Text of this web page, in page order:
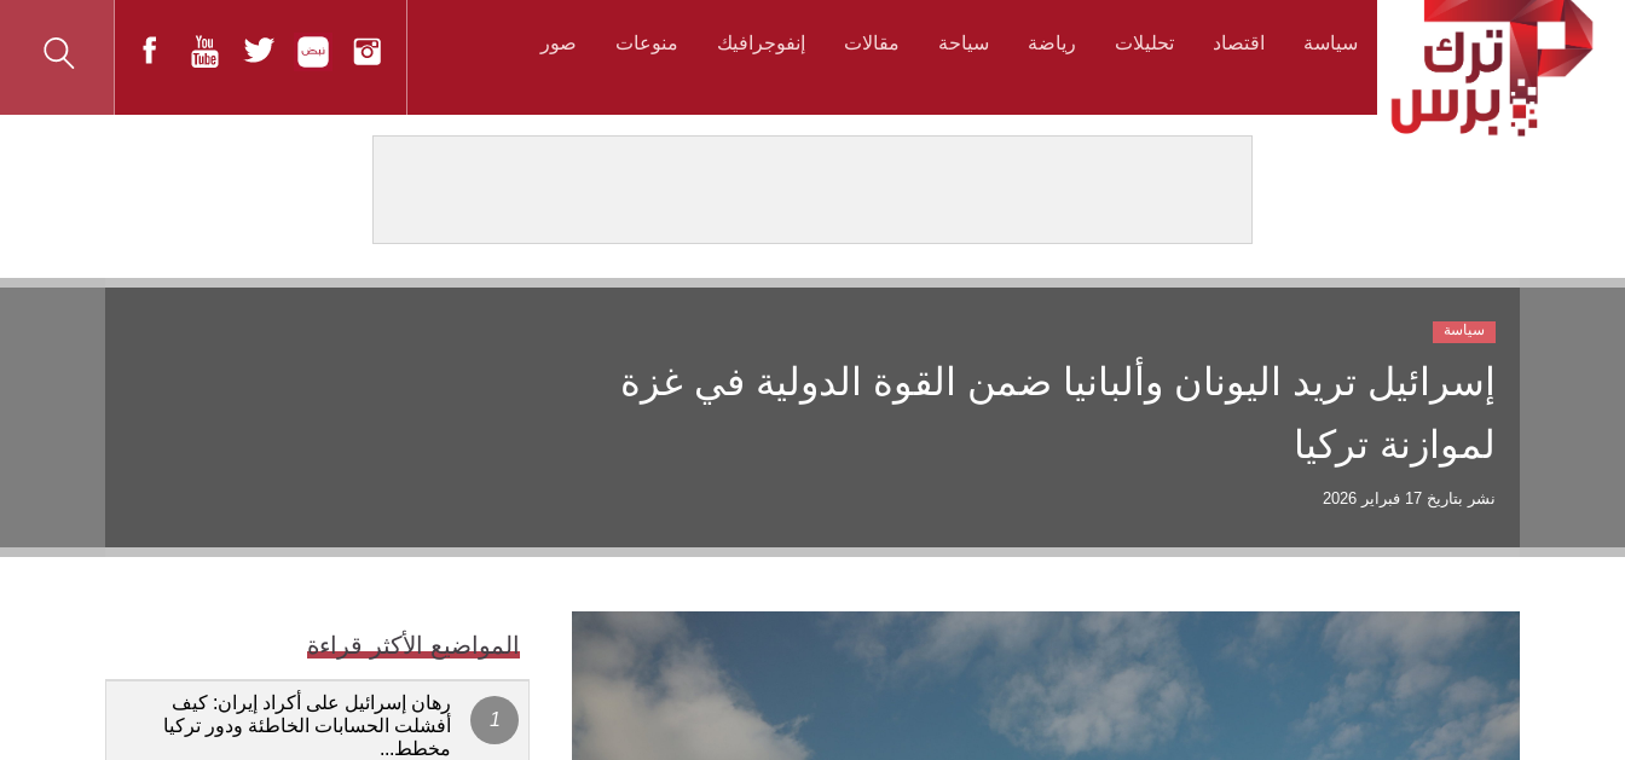
سياسة اقتصاد تحليلات رياضة سياحة مقالات إنفوجرافيك منوعات صور
إسرائيل تريد اليونان وألبانيا ضمن القوة الدولية في غزة
لموازنة تركيا
نشر بتاريخ 17 فبراير 2026
سياسة
المواضيع الأكثر قراءة
رهان إسرائيل على أكراد إيران: كيف
أفشلت الحسابات الخاطئة ودور تركيا
مخطط...